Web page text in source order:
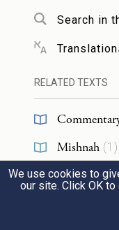
שֶׁהָיוּ שָׁם,
כָּל
שְׁקוֹפוֹת, חוּץ
מֻטּוֹת
שָׁם,
מִשַּׁעַר נִקָּנוֹר,
מִפְּנֵי
Search in
RELATED TEXTS
Mishnah (1 )
Talmud( 12)
We use cookies to
our site. Click OK